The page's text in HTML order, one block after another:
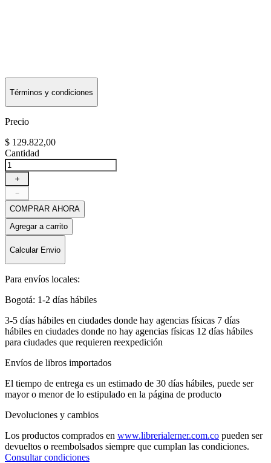
Términos y condiciones
Precio
$ 129.822,00
Cantidad
＋
－
COMPRAR AHORA
Agregar a carrito
Calcular Envio
Para envíos locales:
Bogotá: 1-2 días hábiles
3-5 días hábiles en ciudades donde hay agencias físicas 7 días
hábiles en ciudades donde no hay agencias físicas 12 días hábiles
para ciudades que requieren reexpedición
Envíos de libros importados
El tiempo de entrega es un estimado de 30 días hábiles, puede ser
mayor o menor de lo estipulado en la página de producto
Devoluciones y cambios
Los productos comprados en www.librerialerner.com.co pueden ser
devueltos o reembolsados siempre que cumplan las condiciones.
Consultar condiciones